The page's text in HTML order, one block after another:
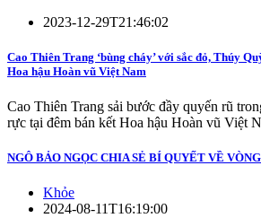
2023-12-29T21:46:02
Cao Thiên Trang ‘bùng cháy’ với sắc đỏ, Thúy
Hoa hậu Hoàn vũ Việt Nam
Cao Thiên Trang sải bước đầy quyến rũ
rực tại đêm bán kết Hoa hậu Hoàn vũ Việt
NGÔ BẢO NGỌC CHIA SẺ BÍ QUYẾT VỀ
Khỏe
2024-08-11T16:19:00